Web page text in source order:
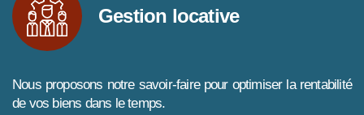
Gestion locative
Nous proposons notre savoir-faire pour optimiser la rentabilité
de vos biens dans le temps.